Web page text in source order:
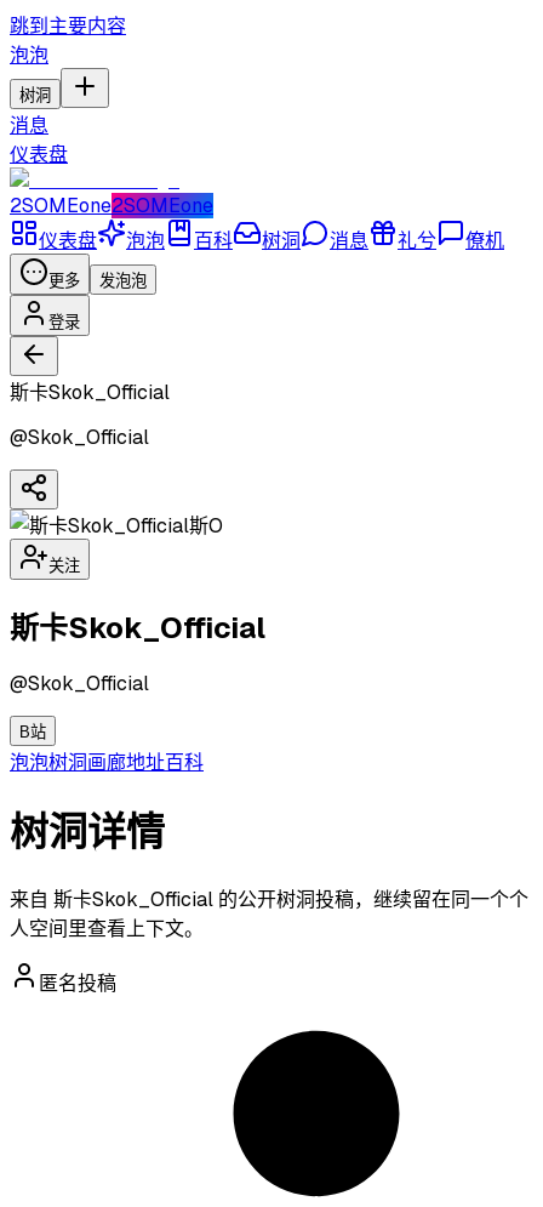
跳到主要内容
泡泡
树洞
消息
仪表盘
2SOMEone2SOMEone
仪表盘
泡泡 百科 树洞 消息 礼兮 僚机
更多 发泡泡
登录
斯卡Skok_Official
@Skok_Official
斯O
关注
斯卡Skok_Official
@Skok_Official
B站
泡泡树洞画廊地址百科
树洞详情
来自 斯卡Skok_Official 的公开树洞投稿，继续留在同一个个
人空间里查看上下文。
匿名投稿